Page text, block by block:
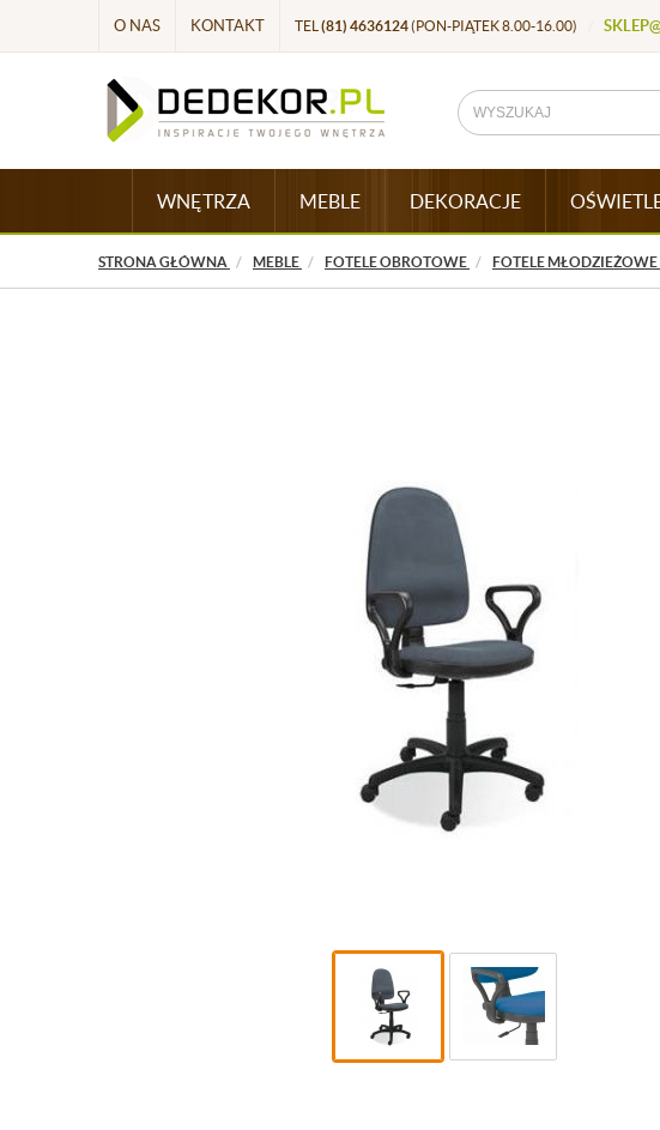
O NAS KONTAKT TEL (81) 4636124(PON-PIĄTEK 8.00-16.00)
WNĘTRZA MEBLE DEKORACJE
STRONA GŁÓWNA MEBLE FOTELE OBROTOWE FOTELE MŁODZIEŻOWE